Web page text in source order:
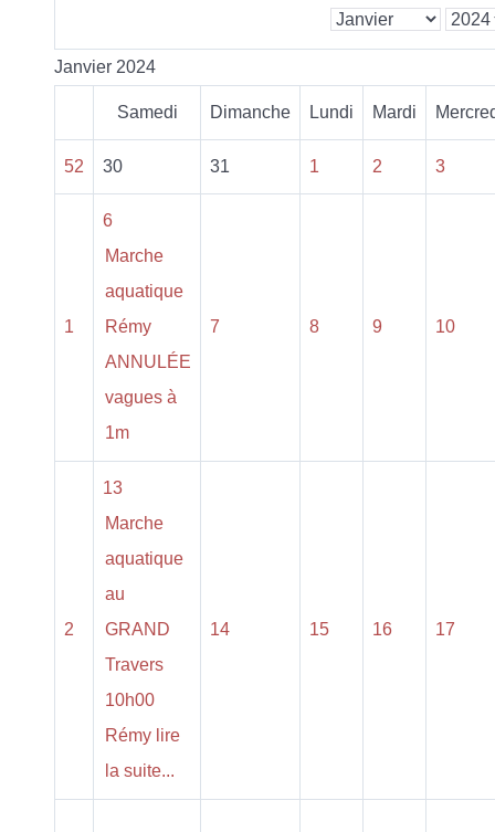
Janvier 2024
Samedi Dimanche Lundi Mardi
52 30 31 1 2 3
1
6
Marche
aquatique
Rémy
ANNULÉE
vagues à
1m
7 8 9 10
2
13
Marche
aquatique
au
GRAND
Travers
10h00
Rémy lire
la suite...
14 15 16 17